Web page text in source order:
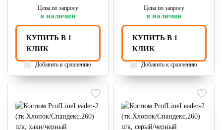
Цена по запросу
в наличии
КУПИТЬ В 1
КЛИК
Добавить к сравнению
Цена по запросу
в наличии
КУПИТЬ В 1
КЛИК
Добавить к сравнению